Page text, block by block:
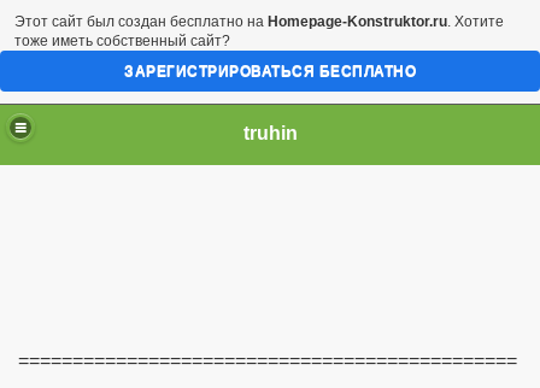
truhin
==============================================
Этот сайт был создан бесплатно на Homepage-Konstruktor.ru. Хотите
тоже иметь собственный сайт?
ЗАРЕГИСТРИРОВАТЬСЯ БЕСПЛАТНО